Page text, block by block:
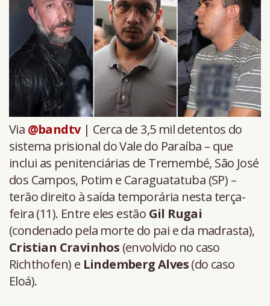
Via @bandtv| Cerca de 3,5 mil detentos do
sistema prisional do Vale do Paraíba – que
inclui as penitenciárias de Tremembé, São José
dos Campos, Potim e Caraguatatuba (SP) –
terão direito à saída temporária nesta terça-
feira (11). Entre eles estão Gil Rugai
(condenado pela morte do pai e da madrasta),
Cristian Cravinhos (envolvido no caso
Richthofen) e Lindemberg Alves(do caso
Eloá).